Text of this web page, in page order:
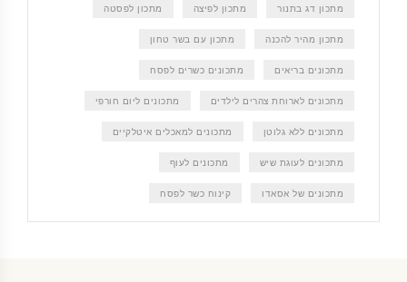
מתכון דג בתנור מתכון לפיצה מתכון לפסטה
מתכון מהיר להכנה מתכון עם בשר טחון
מתכונים בריאים מתכונים כשרים לפסח
מתכונים לארוחת צהרים לילדים מתכונים ליום חורפי
מתכונים ללא גלוטן מתכונים למאכלים איטלקיים
מתכונים לעוגת שיש מתכונים לעוף
מתכונים של אסאדו קינוח כשר לפסח